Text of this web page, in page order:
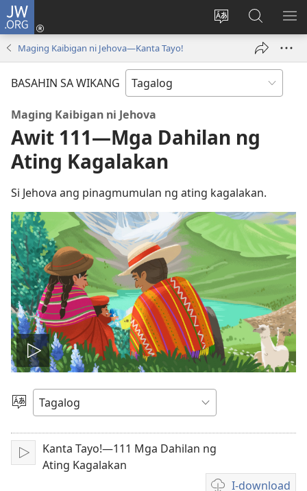
JW.ORG
Baguhin
ng
Mag-
log
bubukas
sa
JW.ORG
Maging Kaibigan ni Jehova—Kanta Tayo!
BASAHIN SA WIKANG
Maging Kaibigan ni Jehova
Awit 111—Mga Dahilan ng
Ating Kagalakan
Si Jehova ang pinagmumulan ng ating kagalakan.
I-
play
ang
video
Pumili
Wika
I-
Kanta Tayo!—111 Mga Dahilan ng
Ating Kagalakan
I-download